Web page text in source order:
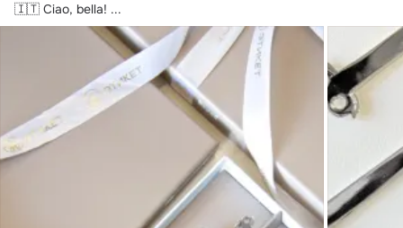
🇮🇹 Ciao, bella! ...